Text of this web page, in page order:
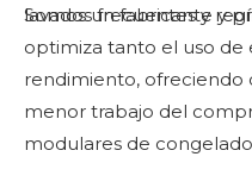
lavados frecuentes y
Somos un fabricante y
optimiza tanto el uso de
rendimiento, ofreciendo
menor trabajo del
modulares de